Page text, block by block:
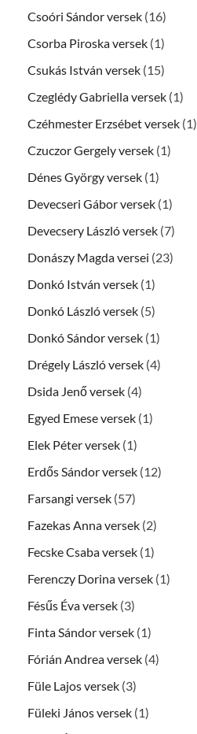
Csoóri Sándor versek (16)
Csorba Piroska versek (1)
Csukás István versek (15)
Czeglédy Gabriella versek (1)
Czéhmester Erzsébet versek (1)
Czuczor Gergely versek (1)
Dénes György versek (1)
Devecseri Gábor versek (1)
Devecsery László versek (7)
Donászy Magda versei (23)
Donkó István versek (1)
Donkó László versek (5)
Donkó Sándor versek (1)
Drégely László versek (4)
Dsida Jenő versek (4)
Egyed Emese versek (1)
Elek Péter versek (1)
Erdős Sándor versek (12)
Farsangi versek (57)
Fazekas Anna versek (2)
Fecske Csaba versek (1)
Ferenczy Dorina versek (1)
Fésűs Éva versek (3)
Finta Sándor versek (1)
Fórián Andrea versek (4)
Füle Lajos versek (3)
Füleki János versek (1)